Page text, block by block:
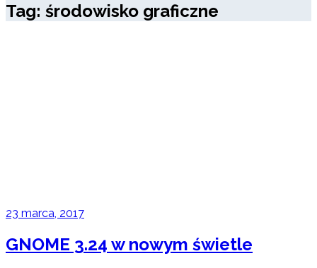
Tag: środowisko graficzne
23 marca, 2017
GNOME 3.24 w nowym świetle